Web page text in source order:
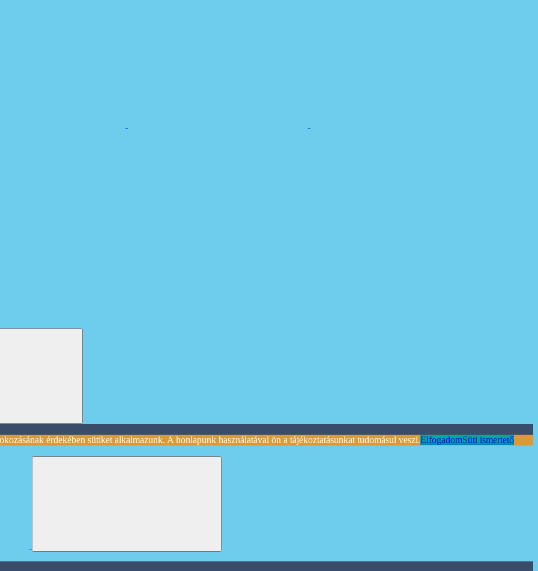
érdekében sütiket alkalmazunk. A honlapunk használatával ön a tájékoztatásunkat tudomásul veszi.ElfogadomSüti ismertető